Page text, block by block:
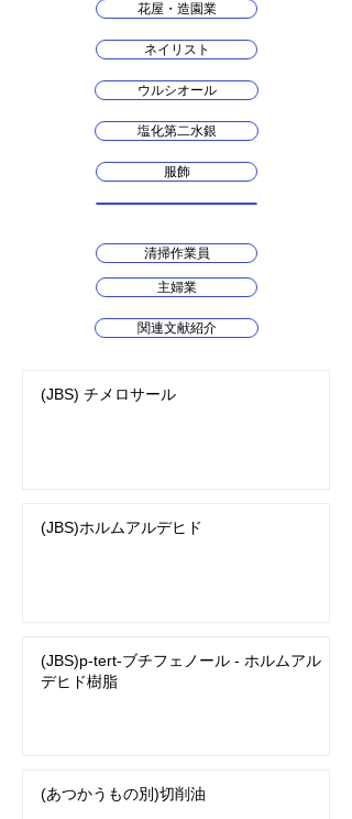
花屋・造園業
ネイリスト
ウルシオール
塩化第二水銀
服飾
清掃作業員
主婦業
関連文献紹介
(JBS) チメロサール
(JBS)ホルムアルデヒド
(JBS)p-tert-ブチフェノール - ホルムアル
デヒド樹脂
(あつかうもの別)切削油